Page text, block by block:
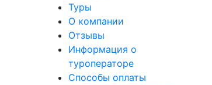
Туры
О компании
Отзывы
Информация о
туроператоре
Способы оплаты